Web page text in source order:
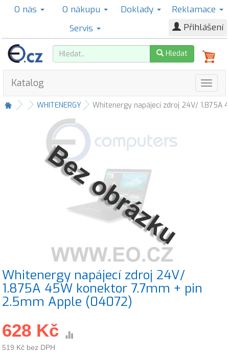
O nás O nákupu Doklady
Reklamace
Servis
Přihlášení
Hledat
Katalog
WHITENERGY Whitenergy napájecí zdroj 24V/ 1.875A
Whitenergy napájecí zdroj 24V/
1.875A 45W konektor 7.7mm + pin
2.5mm Apple (04072)
628 Kč
519 Kč bez DPH